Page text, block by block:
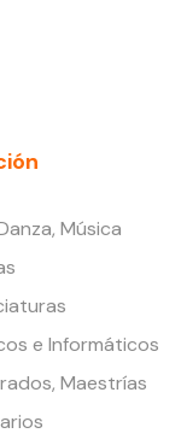
Música
e Informáticos
Maestrías